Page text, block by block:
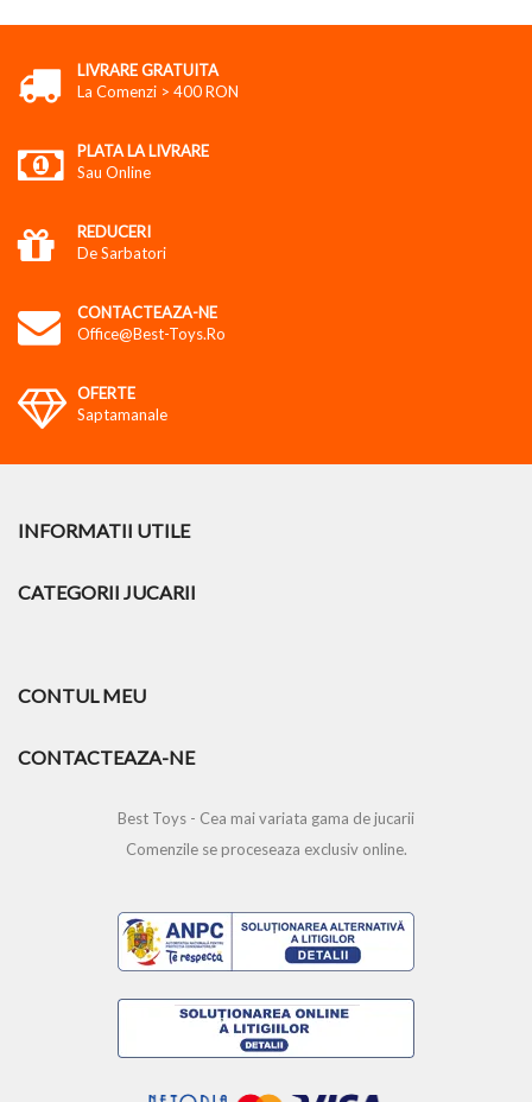
LIVRARE GRATUITA
La Comenzi > 400 RON
PLATA LA LIVRARE
Sau Online
REDUCERI
De Sarbatori
CONTACTEAZA-NE
Office@best-Toys.ro
OFERTE
Saptamanale
INFORMATII UTILE
CATEGORII JUCARII
CONTUL MEU
CONTACTEAZA-NE
Best Toys - Cea mai variata gama de jucarii
Comenzile se proceseaza exclusiv online.